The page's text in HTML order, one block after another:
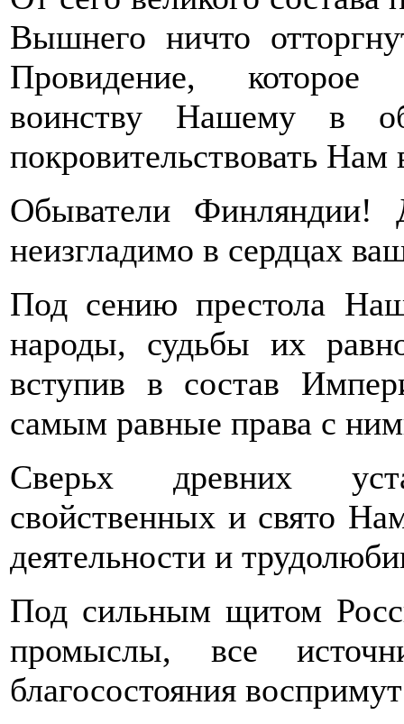
Вышнего ничто
Провидение, которое
воинству Нашему в
покровительствовать
Обыватели Финляндии!
неизгладимо в сердцах
Под сению престола
народы, судьбы их
вступив в состав
самым равные права с
Сверьх древних
свойственных и свято
деятельности и
Под сильным щитом
промыслы, все
благосостояния